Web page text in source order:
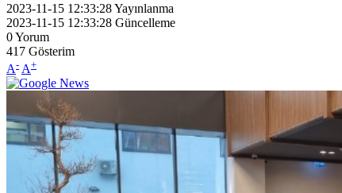
2023-11-15 12:33:28Yayınlanma
2023-11-15 12:33:28 Güncelleme
0Yorum
417 Gösterim
A- A+